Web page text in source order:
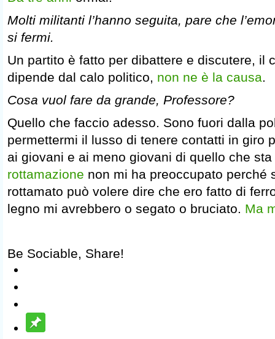
Molti militanti l’hanno seguita, pare che
si fermi.
Un partito è fatto per dibattere e discutere, il
dipende dal calo politico, non ne è la causa.
Cosa vuol fare da grande, Professore?
Quello che faccio adesso. Sono fuori dalla
permettermi il lusso di tenere contatti in giro
ai giovani e ai meno giovani di quello che
rottamazione non mi ha preoccupato perché
rottamato può volere dire che ero fatto di
legno mi avrebbero o segato o bruciato. Ma
Be Sociable, Share!